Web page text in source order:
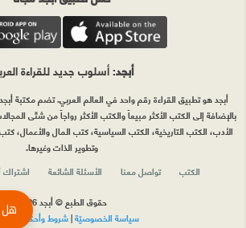
أبجد: أسلوب جديد للقراءة
أبجد هو تطبيق القراءة رقم واحد في العالم العربي. تضم مكتبة
بالإضافة إلى الكتب الأكثر مبيعاً والكتب الأكثر رواجاً من شتّى
الأدب، الكتب التاريخية، الكتب السياسية، كتب المال والأعمال،
وتطوير الذات وغيرها.
الكتب
تواصل معنا الأسئلة الشائعة اشتراك
حقوق الطبع © أبجد 2026
سياسة الخصوصيّة|شروط وأحكام